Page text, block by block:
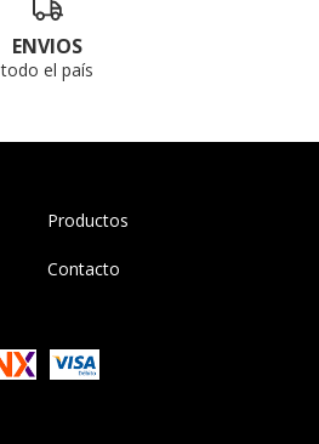
ENVIOS
todo el país
Productos
Contacto